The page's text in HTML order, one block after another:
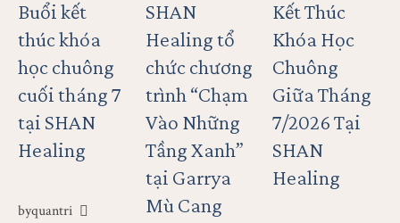
Buổi kết
thúc khóa
học chuông
cuối tháng 7
tại SHAN
Healing
byquantri
SHAN
Healing tổ
chức chương
trình “Chạm
Vào Những
Tầng Xanh”
tại Garrya
Mù Cang
Kết Thúc
Khóa Học
Chuông
Giữa Tháng
7/2026 Tại
SHAN
Healing